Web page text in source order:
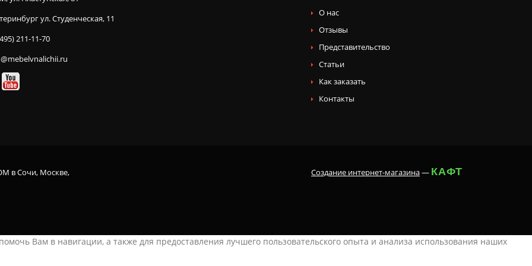
ул. Студенческая, 11
211-11-70
О нас
Отзывы
Представительство
Статьи
Как заказать
Контакты
в Сочи, Москве,
Создание интернет-магазина— КАФТ
Вам в навигации, а также для предоставления лучшего пользовательского опыта и анализа использования наших